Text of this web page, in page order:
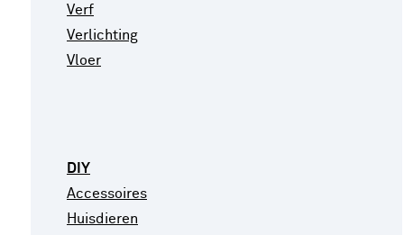
Verf
Verlichting
Vloer
DIY
Accessoires
Huisdieren